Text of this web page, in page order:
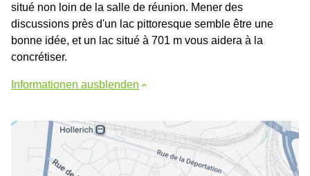
situé non loin de la salle de réunion. Mener des
discussions près d'un lac pittoresque semble être une
bonne idée, et un lac situé à 701 m vous aidera à la
concrétiser.
Informationen ausblenden